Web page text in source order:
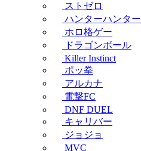
ストゼロ
ハンターハンター
ホロ格ゲー
ドラゴンボール
Killer Instinct
ポッ拳
アルカナ
電撃FC
DNF DUEL
キャリバー
ジョジョ
MVC